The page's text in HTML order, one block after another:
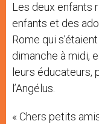
Les deux enfants
enfants et des
Rome qui
dimanche à midi,
leurs éducateurs,
l’Angélus.
« Chers petits